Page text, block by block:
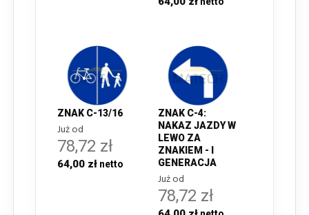
ZNAK C-13/16
Już od
78,72 zł
64,00 zł
ZNAK C-4:
NAKAZ JAZDY W
LEWO ZA
ZNAKIEM - I
GENERACJA
Już od
78,72 zł